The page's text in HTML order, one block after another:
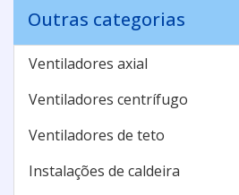
Outras categorias
Ventiladores axial
Ventiladores centrífugo
Ventiladores de teto
Instalações de caldeira